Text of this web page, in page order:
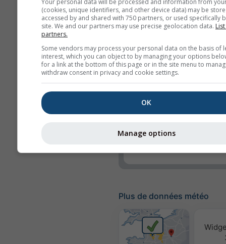
UV-Index
Humidité relative
Précipitation
Probabilité de
rainSPOT
Pression
Fond
Pas de fond : Texte
Plus de données météo
Your personal data will be processed and information from
(cookies, unique identifiers, and other device data) may be
accessed by and shared with 750 partners, or used specifically
site. We and our partners may use precise geolocation data.
partners.
Some vendors may process your personal data on the basis of
interest, which you can object to by managing your options
for a link at the bottom of this page or in the site menu to
withdraw consent in privacy and cookie settings.
OK
Manage options